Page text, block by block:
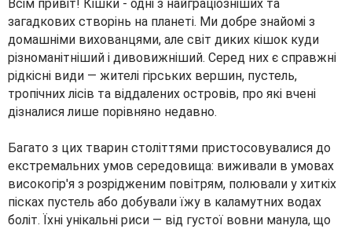
Всім привіт! Кішки - одні з найграціозніших та
загадкових створінь на планеті. Ми добре знайомі з
домашніми вихованцями, але світ диких кішок куди
різноманітніший і дивовижніший. Серед них є справжні
рідкісні види — жителі гірських вершин, пустель,
тропічних лісів та віддалених островів, про які вчені
дізналися лише порівняно недавно.
Багато з цих тварин століттями пристосовувалися до
екстремальних умов середовища: виживали в умовах
високогір'я з розрідженим повітрям, полювали у хиткіх
пісках пустель або добували їжу в каламутних водах
боліт. Їхні унікальні риси — від густої вовни манула, що